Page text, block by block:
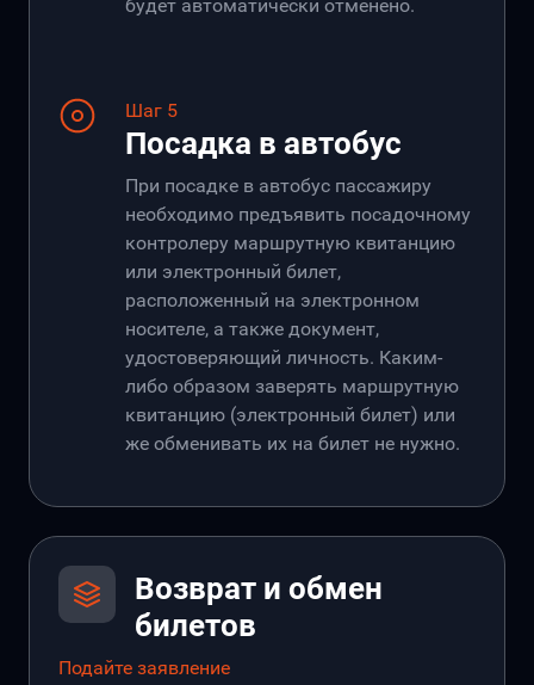
будет автоматически отменено.
Шаг 5
Посадка в автобус
При посадке в автобус пассажиру
необходимо предъявить посадочному
контролеру маршрутную квитанцию
или электронный билет,
расположенный на электронном
носителе, а также документ,
удостоверяющий личность. Каким-
либо образом заверять маршрутную
квитанцию (электронный билет) или
же обменивать их на билет не нужно.
Возврат и обмен
билетов
Подайте заявление